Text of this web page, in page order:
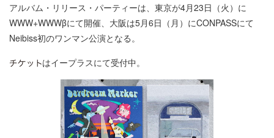
アルバム・リリース・パーティーは、東京が4月23日（火）に
WWW+WWWβにて開催、大阪は5月6日（月）にCONPASSにて
Neibiss初のワンマン公演となる。
はイープラスにて受付中。